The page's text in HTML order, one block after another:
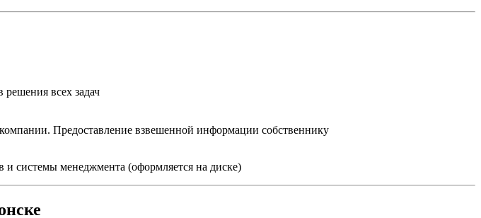
всех задач
Предоставление взвешенной информации собственнику
и системы менеджмента (оформляется на диске)